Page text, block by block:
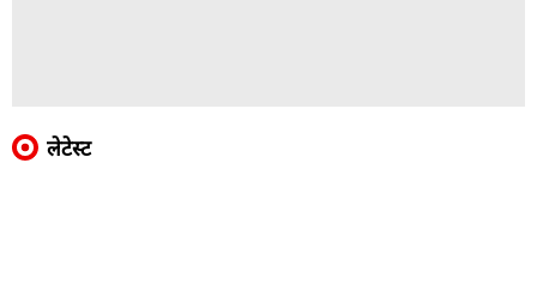
लेटेस्ट